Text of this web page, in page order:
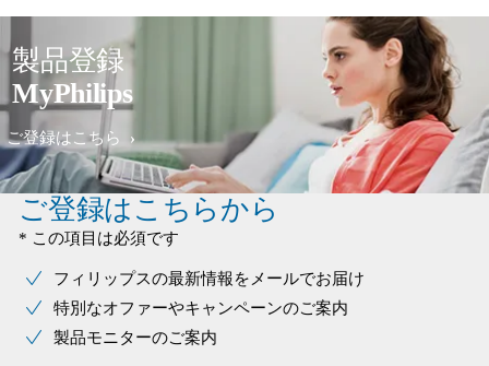
製品登録
MyPhilips
ご登録はこちら
ご登録はこちらから
* この項目は必須です
フィリップスの最新情報をメールでお届け
特別なオファーやキャンペーンのご案内
製品モニターのご案内